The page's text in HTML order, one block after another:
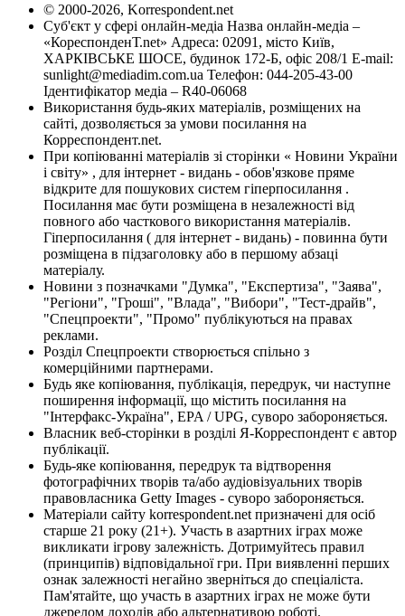
© 2000-2026, Korrespondent.net
Суб'єкт у сфері онлайн-медіа Назва онлайн-медіа –
«КореспонденТ.net» Адреса: 02091, місто Київ,
ХАРКІВСЬКЕ ШОСЕ, будинок 172-Б, офіс 208/1 E-mail:
sunlight@mediadim.com.ua Телефон: 044-205-43-00
Ідентифікатор медіа – R40-06068
Використання будь-яких матеріалів, розміщених на
сайті, дозволяється за умови посилання на
Корреспондент.net.
При копіюванні матеріалів зі сторінки « Новини України
і світу» , для інтернет - видань - обов'язкове пряме
відкрите для пошукових систем гіперпосилання .
Посилання має бути розміщена в незалежності від
повного або часткового використання матеріалів.
Гіперпосилання ( для інтернет - видань) - повинна бути
розміщена в підзаголовку або в першому абзаці
матеріалу.
Новини з позначками "Думка", "Експертиза", "Заява",
"Регіони", "Гроші", "Влада", "Вибори", "Тест-драйв",
"Спецпроекти", "Промо" публікуються на правах
реклами.
Розділ Спецпроекти створюється спільно з
комерційними партнерами.
Будь яке копіювання, публікація, передрук, чи наступне
поширення інформації, що містить посилання на
"Інтерфакс-Україна", EPA / UPG, суворо забороняється.
Власник веб-сторінки в розділі Я-Корреспондент є автор
публікації.
Будь-яке копіювання, передрук та відтворення
фотографічних творів та/або аудіовізуальних творів
правовласника Getty Images - суворо забороняється.
Матеріали сайту korrespondent.net призначені для осіб
старше 21 року (21+). Участь в азартних іграх може
викликати ігрову залежність. Дотримуйтесь правил
(принципів) відповідальної гри. При виявленні перших
ознак залежності негайно зверніться до спеціаліста.
Пам'ятайте, що участь в азартних іграх не може бути
джерелом доходів або альтернативою роботі.